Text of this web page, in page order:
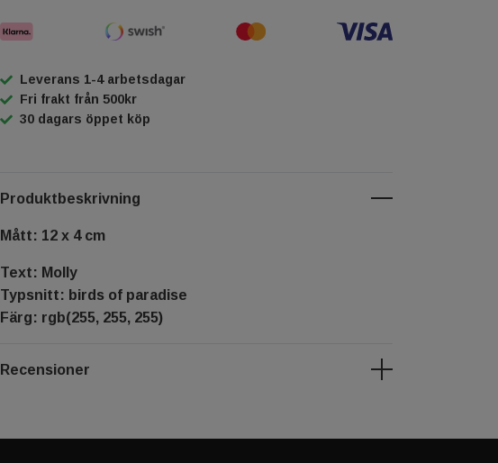
Leverans 1-4 arbetsdagar
Fri frakt från 500kr
30 dagars öppet köp
Produktbeskrivning
Mått: 12 x 4 cm
Text: Molly
Typsnitt: birds of paradise
Färg: rgb(255, 255, 255)
Recensioner